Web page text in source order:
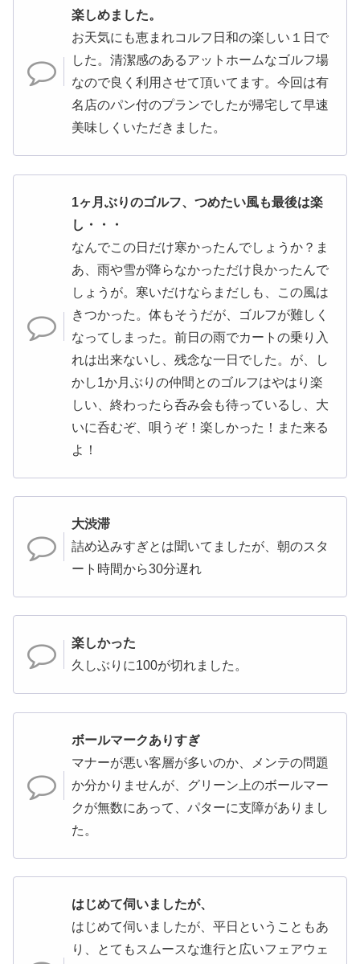
楽しめました。
お天気にも恵まれコルフ日和の楽しい１日で
した。清潔感のあるアットホームなゴルフ場
なので良く利用させて頂いてます。今回は有
名店のパン付のプランでしたが帰宅して早速
美味しくいただきました。
1ヶ月ぶりのゴルフ、つめたい風も最後は楽
し・・・
なんでこの日だけ寒かったんでしょうか？ま
あ、雨や雪が降らなかっただけ良かったんで
しょうが。寒いだけならまだしも、この風は
きつかった。体もそうだが、ゴルフが難しく
なってしまった。前日の雨でカートの乗り入
れは出来ないし、残念な一日でした。が、し
かし1か月ぶりの仲間とのゴルフはやはり楽
しい、終わったら呑み会も待っているし、大
いに呑むぞ、唄うぞ！楽しかった！また来る
よ！
大渋滞
詰め込みすぎとは聞いてましたが、朝のスタ
ート時間から30分遅れ
楽しかった
久しぶりに100が切れました。
ボールマークありすぎ
マナーが悪い客層が多いのか、メンテの問題
か分かりませんが、グリーン上のボールマー
クが無数にあって、パターに支障がありまし
た。
はじめて伺いましたが、
はじめて伺いましたが、平日ということもあ
り、とてもスムースな進行と広いフェアウェ